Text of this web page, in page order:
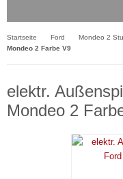
Startseite Ford Mondeo 2
Mondeo 2 Farbe V9
elektr.
Mondeo 2